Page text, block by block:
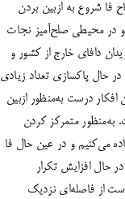
فا شروع به ازبین بردن
و در محیطی صلح‌آمیز نجات
دافای خارج از کشور و
حال پاکسازی تعداد زیادی
درست به‌منظور ازبین
به‌منظور متمرکز کردن
می‌کنیم و در عین حال فا
حال افزایش تکرار
از فاصله‌‌ای نزدیک